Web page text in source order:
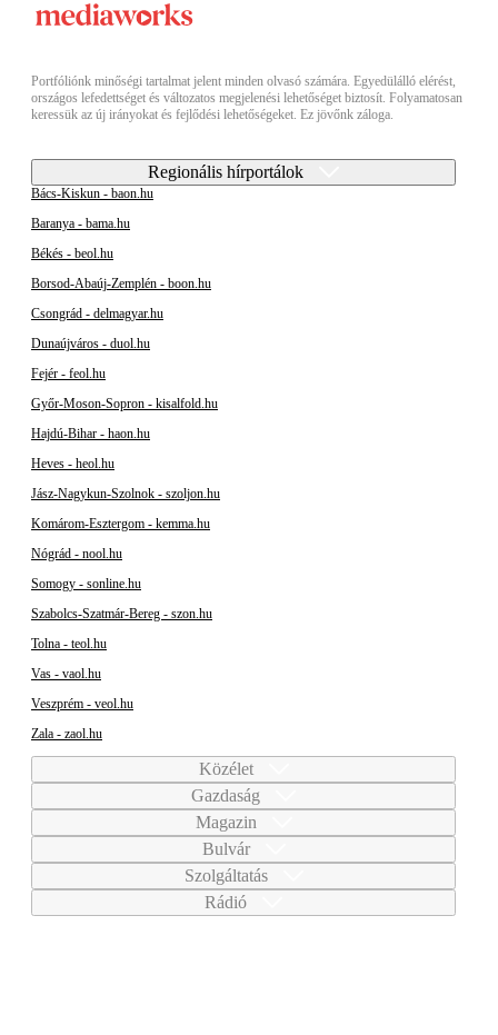
Portfóliónk minőségi tartalmat jelent minden olvasó számára. Egyedülálló elérést,
országos lefedettséget és változatos megjelenési lehetőséget biztosít. Folyamatosan
keressük az új irányokat és fejlődési lehetőségeket. Ez jövőnk záloga.
Regionális hírportálok
Bács-Kiskun - baon.hu
Baranya - bama.hu
Békés - beol.hu
Borsod-Abaúj-Zemplén - boon.hu
Csongrád - delmagyar.hu
Dunaújváros - duol.hu
Fejér - feol.hu
Győr-Moson-Sopron - kisalfold.hu
Hajdú-Bihar - haon.hu
Heves - heol.hu
Jász-Nagykun-Szolnok - szoljon.hu
Komárom-Esztergom - kemma.hu
Nógrád - nool.hu
Somogy - sonline.hu
Szabolcs-Szatmár-Bereg - szon.hu
Tolna - teol.hu
Vas - vaol.hu
Veszprém - veol.hu
Zala - zaol.hu
Közélet
Gazdaság
Magazin
Bulvár
Szolgáltatás
Rádió